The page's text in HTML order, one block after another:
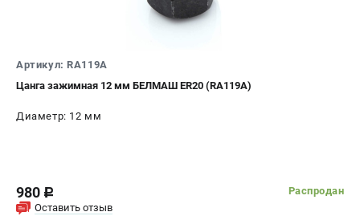
Артикул: RA119A
Цанга зажимная 12 мм БЕЛМАШ ER20 (RA119A)
Диаметр: 12 мм
980 c
Распродан
Оставить отзыв